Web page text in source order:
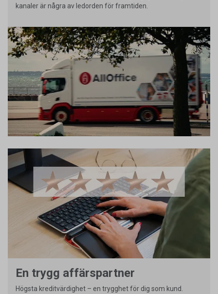
kanaler är några av ledorden för framtiden.
En trygg affärspartner
Högsta kreditvärdighet – en trygghet för dig som kund.